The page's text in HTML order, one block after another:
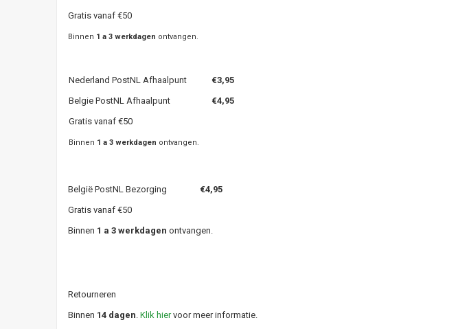
Gratis vanaf €50
Binnen 1 a 3 werkdagen ontvangen.
Nederland PostNL Afhaalpunt €3,95
Belgie PostNL Afhaalpunt
€4,95
Gratis vanaf €50
Binnen 1 a 3 werkdagen ontvangen.
België PostNL Bezorging €4,95
Gratis vanaf €50
Binnen 1 a 3 werkdagen ontvangen.
Retourneren
Binnen 14 dagen. Klik hiervoor meer informatie.